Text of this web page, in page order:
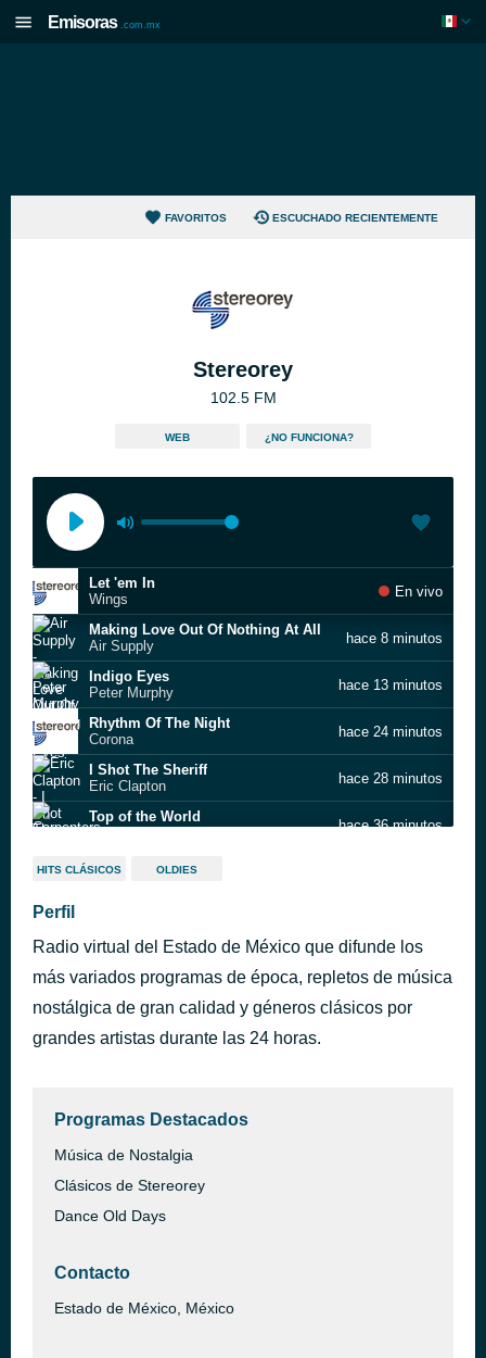
Emisoras .com.mx
FAVORITOS ESCUCHADO RECIENTEMENTE
Stereorey
102.5 FM
WEB ¿NO FUNCIONA?
Let 'em In
Wings
En vivo
Making Love Out Of Nothing At All
Air Supply
hace 8 minutos
Indigo Eyes
Peter Murphy
hace 13 minutos
Rhythm Of The Night
Corona
hace 24 minutos
I Shot The Sheriff
Eric Clapton
hace 28 minutos
Top of the World
hace 36 minutos
Let’s Talk About Sex
Tell Me What You Dream
Restless Heart
Desert Moon
Dennis DeYoung
hace 59 minutos
HITS CLÁSICOS OLDIES
Perfil
Radio virtual del Estado de México que difunde los
más variados programas de época, repletos de música
nostálgica de gran calidad y géneros clásicos por
grandes artistas durante las 24 horas.
Programas Destacados
Música de Nostalgia
Clásicos de Stereorey
Dance Old Days
Contacto
Estado de México, México